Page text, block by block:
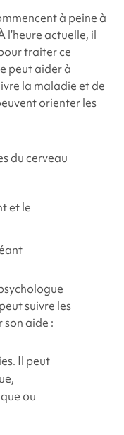
à peine à
l’heure actuelle, il
traiter ce
peut aider à
la maladie et de
orienter les
du cerveau
et le
suivre les
aide :
Il peut
ou